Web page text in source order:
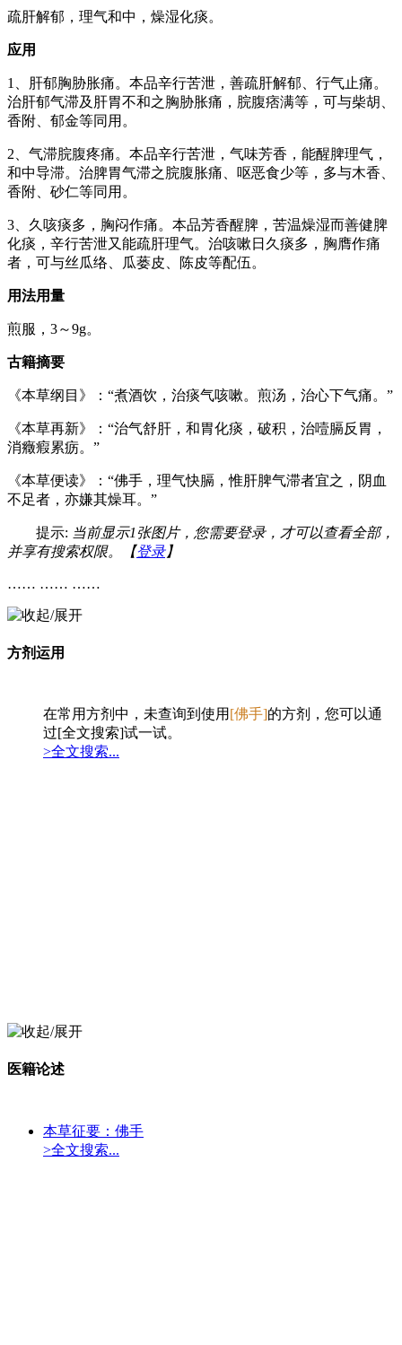
疏肝解郁，理气和中，燥湿化痰。
应用
1、肝郁胸胁胀痛。本品辛行苦泄，善疏肝解郁、行气止痛。
治肝郁气滞及肝胃不和之胸胁胀痛，脘腹痞满等，可与柴胡、
香附、郁金等同用。
2、气滞脘腹疼痛。本品辛行苦泄，气味芳香，能醒脾理气，
和中导滞。治脾胃气滞之脘腹胀痛、呕恶食少等，多与木香、
香附、砂仁等同用。
3、久咳痰多，胸闷作痛。本品芳香醒脾，苦温燥湿而善健脾
化痰，辛行苦泄又能疏肝理气。治咳嗽日久痰多，胸膺作痛
者，可与丝瓜络、瓜蒌皮、陈皮等配伍。
用法用量
煎服，3～9g。
古籍摘要
《本草纲目》：“煮酒饮，治痰气咳嗽。煎汤，治心下气痛。”
《本草再新》：“治气舒肝，和胃化痰，破积，治噎膈反胃，
消癥瘕累疬。”
《本草便读》：“佛手，理气快膈，惟肝脾气滞者宜之，阴血
不足者，亦嫌其燥耳。”
提示: 当前显示1张图片，您需要登录，才可以查看全部，
并享有搜索权限。【登录】
…… …… ……
方剂运用
在常用方剂中，未查询到使用 [佛手]的方剂，您可以通
过[全文搜索]试一试。
>全文搜索...
医籍论述
本草征要：佛手
>全文搜索...